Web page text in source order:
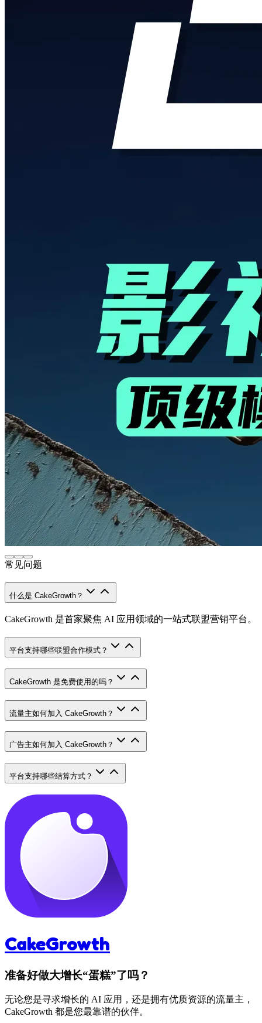
常见问题
什么是 CakeGrowth？
CakeGrowth 是首家聚焦 AI 应用领域的一站式联盟营销平台。
平台支持哪些联盟合作模式？
CakeGrowth 是免费使用的吗？
流量主如何加入 CakeGrowth？
广告主如何加入 CakeGrowth？
平台支持哪些结算方式？
CakeGrowth
准备好做大增长“蛋糕”了吗？
无论您是寻求增长的 AI 应用，还是拥有优质资源的流量主，
CakeGrowth 都是您最靠谱的伙伴。